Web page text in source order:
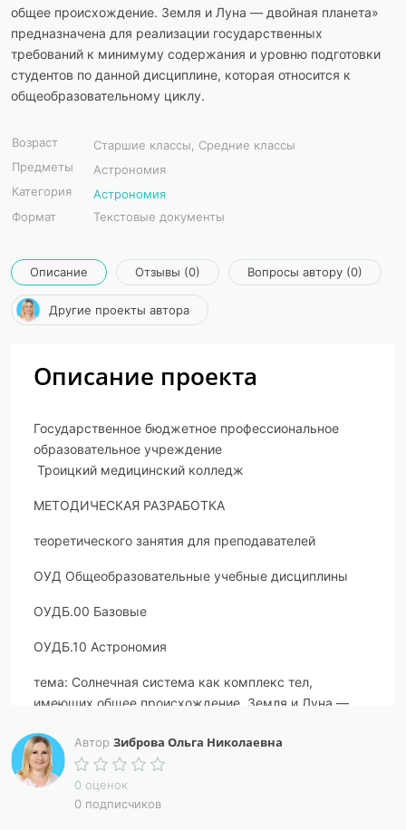
общее происхождение. Земля и Луна — двойная планета»
предназначена для реализации государственных
требований к минимуму содержания и уровню подготовки
студентов по данной дисциплине, которая относится к
общеобразовательному циклу.
Возраст
Старшие классы, Средние классы
Предметы
Астрономия
Категория
Астрономия
Формат
Текстовые документы
Описание Отзывы (0) Вопросы автору (0)
Другие проекты автора
Описание проекта
Государственное бюджетное профессиональное
образовательное учреждение
Троицкий медицинский колледж
МЕТОДИЧЕСКАЯ РАЗРАБОТКА
теоретического занятия для преподавателей
ОУД Общеобразовательные учебные дисциплины
ОУДБ.00 Базовые
ОУДБ.10 Астрономия
тема: Солнечная система как комплекс тел,
имеющих общее происхождение. Земля и Луна —
специальность: 34.02.01 Сестринское дело
программа подготовки специалистов среднего звена
Автор Зиброва Ольга Николаевна
0 оценок
0 подписчиков